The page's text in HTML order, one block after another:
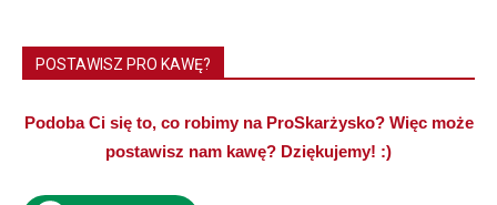
POSTAWISZ PRO KAWĘ?
Podoba Ci się to, co robimy na ProSkarżysko? Więc może
postawisz nam kawę? Dziękujemy! :)